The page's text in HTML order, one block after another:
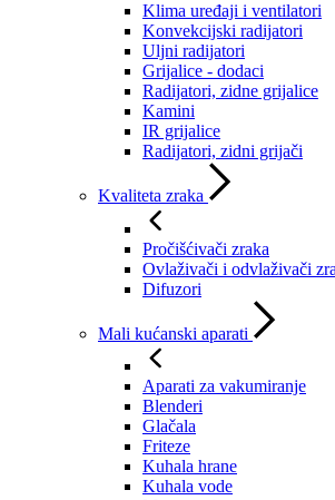
Klima uređaji i ventilatori
Konvekcijski radijatori
Uljni radijatori
Grijalice - dodaci
Radijatori, zidne grijalice
Kamini
IR grijalice
Radijatori, zidni grijači
Kvaliteta zraka
Pročišćivači zraka
Ovlaživači i odvlaživači
Difuzori
Mali kućanski aparati
Aparati za vakumiranje
Blenderi
Glačala
Friteze
Kuhala hrane
Kuhala vode